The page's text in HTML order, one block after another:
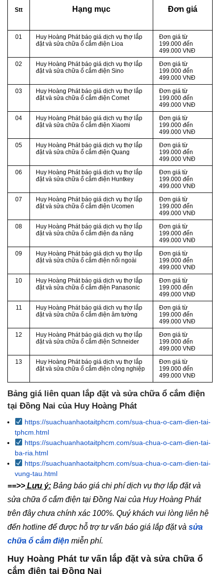
Stt Hạng mục Đơn giá
01
Huy Hoàng Phát báo giá dịch vụ thợ lắp
đặt và sửa chữa ổ cắm điện Lioa
Đơn giá từ
199.000 đến
499.000 VNĐ
02
Huy Hoàng Phát báo giá dịch vụ thợ lắp
đặt và sửa chữa ổ cắm điện Sino
Đơn giá từ
199.000 đến
499.000 VNĐ
03
Huy Hoàng Phát báo giá dịch vụ thợ lắp
đặt và sửa chữa ổ cắm điện Comet
Đơn giá từ
199.000 đến
499.000 VNĐ
04
Huy Hoàng Phát báo giá dịch vụ thợ lắp
đặt và sửa chữa ổ cắm điện Xiaomi
Đơn giá từ
199.000 đến
499.000 VNĐ
05
Huy Hoàng Phát báo giá dịch vụ thợ lắp
đặt và sửa chữa ổ cắm điện Quang
Đơn giá từ
199.000 đến
499.000 VNĐ
06
Huy Hoàng Phát báo giá dịch vụ thợ lắp
đặt và sửa chữa ổ cắm điện Huntkey
Đơn giá từ
199.000 đến
499.000 VNĐ
07
Huy Hoàng Phát báo giá dịch vụ thợ lắp
đặt và sửa chữa ổ cắm điện Ucomen
Đơn giá từ
199.000 đến
499.000 VNĐ
08
Huy Hoàng Phát báo giá dịch vụ thợ lắp
đặt và sửa chữa ổ cắm điện đa năng
Đơn giá từ
199.000 đến
499.000 VNĐ
09
Huy Hoàng Phát báo giá dịch vụ thợ lắp
đặt và sửa chữa ổ cắm điện nổi ngoài
Đơn giá từ
199.000 đến
499.000 VNĐ
10
Huy Hoàng Phát báo giá dịch vụ thợ lắp
đặt và sửa chữa ổ cắm điện Panasonic
Đơn giá từ
199.000 đến
499.000 VNĐ
11
Huy Hoàng Phát báo giá dịch vụ thợ lắp
đặt và sửa chữa ổ cắm điện âm tường
Đơn giá từ
199.000 đến
499.000 VNĐ
12
Huy Hoàng Phát báo giá dịch vụ thợ lắp
đặt và sửa chữa ổ cắm điện Schneider
Đơn giá từ
199.000 đến
499.000 VNĐ
13
Huy Hoàng Phát báo giá dịch vụ thợ lắp
đặt và sửa chữa ổ cắm điện công nghiệp
Đơn giá từ
199.000 đến
499.000 VNĐ
Bảng giá liên quan lắp đặt và sửa chữa ổ cắm điện
tại Đồng Nai của Huy Hoàng Phát
https://suachuanhaotaitphcm.com/sua-chua-o-cam-dien-tai-
tphcm.html
https://suachuanhaotaitphcm.com/sua-chua-o-cam-dien-tai-
ba-ria.html
https://suachuanhaotaitphcm.com/sua-chua-o-cam-dien-tai-
vung-tau.html
==>> Lưu ý: Bảng báo giá chi phí dịch vụ thợ lắp đặt và
sửa chữa ổ cắm điện tại Đồng Nai của Huy Hoàng Phát
trên đây chưa chính xác 100%. Quý khách vui lòng liên hệ
đến hotline để được hỗ trợ tư vấn báo giá lắp đặt và sửa
chữa ổ cắm điện miễn phí.
Huy Hoàng Phát tư vấn lắp đặt và sửa chữa ổ
cắm điện tại Đồng Nai